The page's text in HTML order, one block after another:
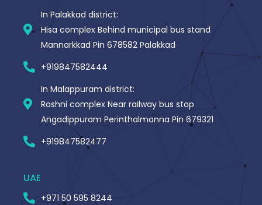
In Palakkad district:
Hisa complex Behind municipal bus stand
Mannarkkad Pin 678582 Palakkad
+919847582444
In Malappuram district:
Roshni complex Near railway bus stop
Angadippuram Perinthalmanna Pin 679321
+919847582477
UAE
+971 50 595 8244